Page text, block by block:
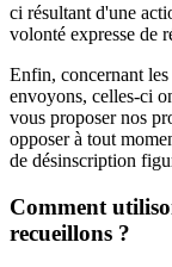
ci résultant d'une
volonté expresse de
Enfin, concernant
envoyons, celles-ci
vous proposer nos
opposer à tout
de désinscription
Comment
recueillons ?